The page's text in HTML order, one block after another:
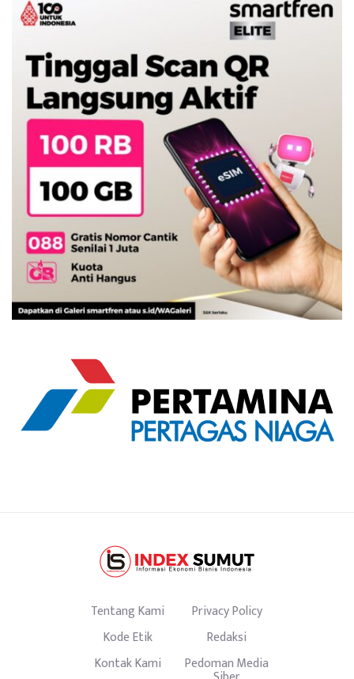
Tentang Kami
Privacy Policy
Kode Etik
Redaksi
Kontak Kami
Pedoman Media